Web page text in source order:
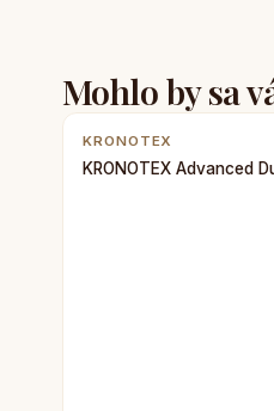
Mohlo by sa
KRONOTEX
KRONOTEX Advanced